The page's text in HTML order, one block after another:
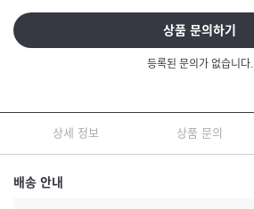
상품 문의하기
등록된 문의가 없습니다.
상세 정보 상품 문의
배송 안내